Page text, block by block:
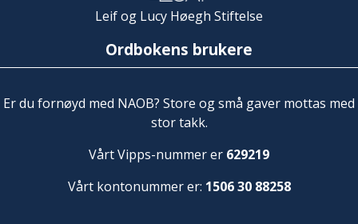
Leif og Lucy Høegh Stiftelse
Ordbokens brukere
Er du fornøyd med NAOB? Store og små gaver mottas med
stor takk.
Vårt Vipps-nummer er 629219
Vårt kontonummer er: 1506 30 88258